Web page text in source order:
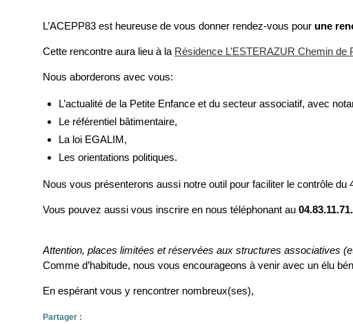
L’ACEPP83 est heureuse de vous donner rendez-vous pour une
Cette rencontre aura lieu à la Résidence L’ESTERAZUR Chemin
Nous aborderons avec vous:
L’actualité de la Petite Enfance et du secteur associatif, avec
Le référentiel bâtimentaire,
La loi EGALIM,
Les orientations politiques.
Nous vous présenterons aussi notre outil pour faciliter le contrôle
Vous pouvez aussi vous inscrire en nous téléphonant au
Attention, places limitées et réservées aux structures associatives
Comme d’habitude, nous vous encourageons à venir avec un élu
En espérant vous y rencontrer nombreux(ses),
Partager :